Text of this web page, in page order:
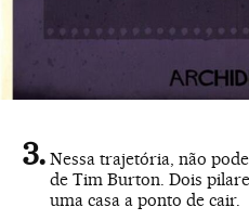
Nessa trajetória, não
de Tim Burton. Dois
uma casa a ponto de cair.